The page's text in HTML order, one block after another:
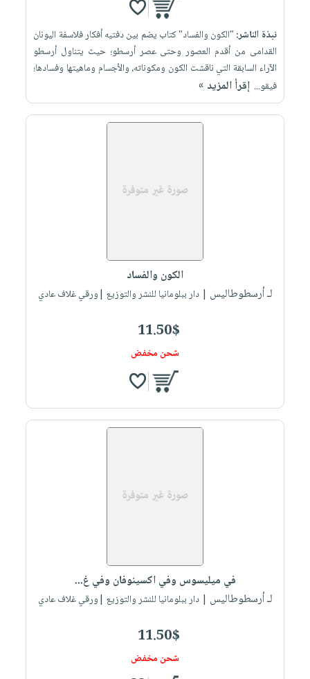
نبذة الناشر: "الكون والفساد" كتاب يضم بين دفتيه أفكار فلاسفة اليونان
القدامى من أقدم العصور وحتى عصر أرسطو؛ حيث يتناول أرسطو
الآراء السابقة التي ناقشت الكون ومكوناته، والأجسام وماهيتها وفسادها؛
فيقو... إقرأ المزيد »
الكون والفساد
لـ أرسطوطاليس | دار ببلومانيا للنشر والتوزيع |ورقي غلاف عادي
11.50$
شحن مخفض
في ميليسوس وفي اكسينوفان وفي غ...
لـ أرسطوطاليس | دار ببلومانيا للنشر والتوزيع |ورقي غلاف عادي
11.50$
شحن مخفض